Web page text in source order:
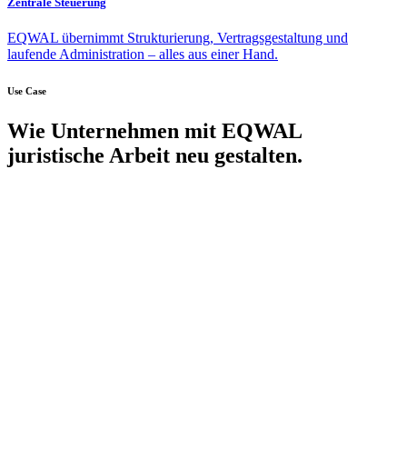
EQWAL übernimmt Strukturierung, Vertragsgestaltung und
laufende Administration – alles aus einer Hand.
Use Case
Wie Unternehmen mit EQWAL
juristische Arbeit neu gestalten.